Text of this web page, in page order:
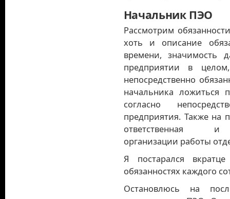
Начальник ПЭО
Рассмотрим
хоть и описание
времени,
предприятии в
непосредственно
начальника ложиться
согласно
предприятия. Также на
организации работы
Я постарался
обязанностях каждого
Остановлюсь на